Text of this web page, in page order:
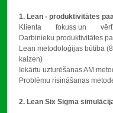
1. Lean - produktivitātes
Klienta fokuss un
Darbinieku produktivitātes
Lean metodoloģijas būtība
kaizen)
Iekārtu uzturēšanas AM
Problēmu risināšanas
2. Lean Six Sigma